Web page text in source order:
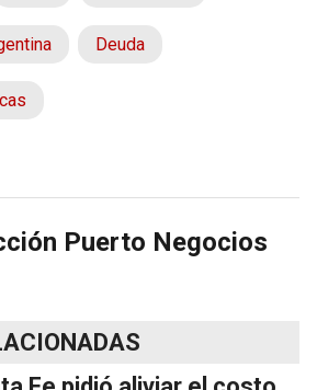
Deuda
Puerto Negocios